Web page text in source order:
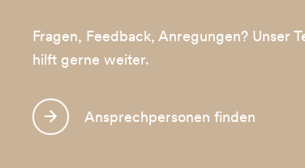
Fragen, Feedback, Anregungen? Unser
hilft gerne weiter.
Ansprechpersonen finden